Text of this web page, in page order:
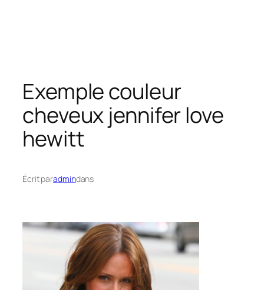
Exemple couleur
cheveux jennifer love
hewitt
Écrit paradmindans